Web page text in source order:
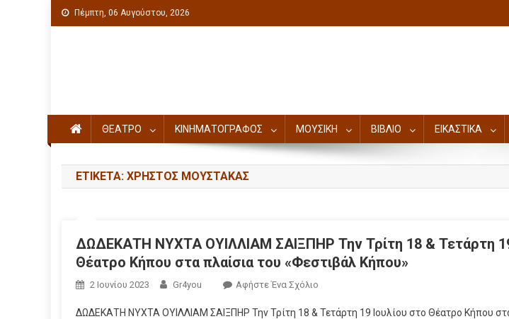
Πέμπτη, 06 Αυγούστου, 2026
ΘΕΑΤΡΟ ΚΙΝΗΜΑΤΟΓΡΑΦΟΣ ΜΟΥΣΙΚΗ ΒΙΒΛΙΟ ΕΙΚΑΣΤΙΚΑ
ΕΤΙΚΈΤΑ: ΧΡΗΣΤΟΣ ΜΟΥΣΤΑΚΑΣ
ΔΩΔΕΚΑΤΗ ΝΥΧΤΑ ΟΥΙΛΛΙΑΜ ΣΑΙΞΠΗΡ Την Τρίτη 18 & Τετάρτη
Θέατρο Κήπου στα πλαίσια του «Φεστιβάλ Κήπου»
2 Ιουνίου 2023 Gr4you Αφήστε Ένα Σχόλιο
ΔΩΔΕΚΑΤΗ ΝΥΧΤΑ ΟΥΙΛΛΙΑΜ ΣΑΙΞΠΗΡ Την Τρίτη 18 & Τετάρτη 19 Ιουλίου στο Θέατρο Κήπου